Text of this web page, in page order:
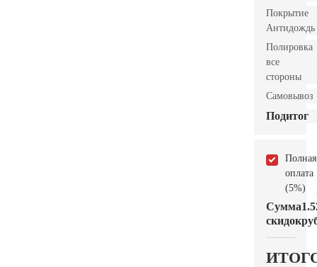
Покрытие
Антидождь
Полировка
все
стороны
Самовывоз
Подитог
Полная
оплата
(5%)
Сумма
скидок